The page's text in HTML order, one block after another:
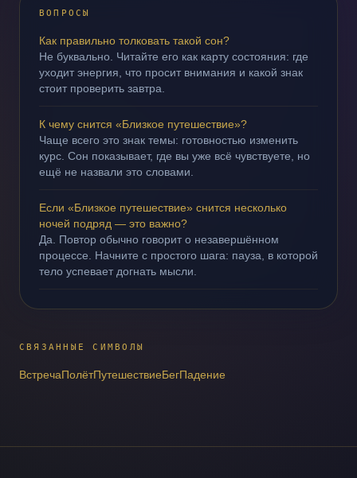
ВОПРОСЫ
Как правильно толковать такой сон?
Не буквально. Читайте его как карту состояния: где
уходит энергия, что просит внимания и какой знак
стоит проверить завтра.
К чему снится «Близкое путешествие»?
Чаще всего это знак темы: готовностью изменить
курс. Сон показывает, где вы уже всё чувствуете, но
ещё не назвали это словами.
Если «Близкое путешествие» снится несколько
ночей подряд — это важно?
Да. Повтор обычно говорит о незавершённом
процессе. Начните с простого шага: пауза, в которой
тело успевает догнать мысли.
СВЯЗАННЫЕ СИМВОЛЫ
ВстречаПолётПутешествиеБегПадение